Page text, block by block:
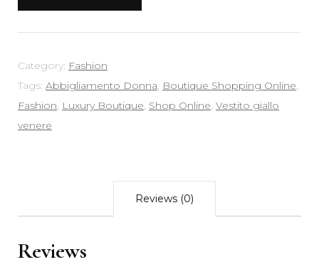
Category: Fashion
Tags: Abbigliamento Donna, Boutique Shopping Online,
Fashion, Luxury Boutique, Shop Online, Vestito giallo
venere
Reviews (0)
Reviews